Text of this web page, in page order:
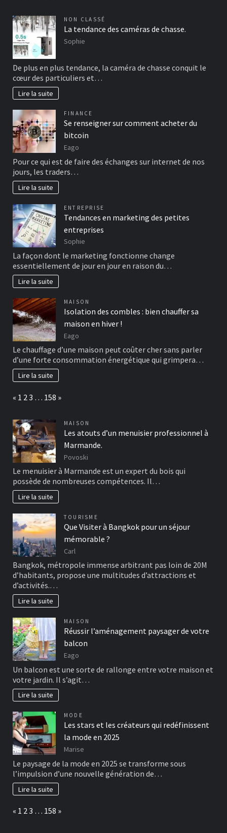
NON CLASSÉ
La tendance des caméras de chasse.
Sophie
De plus en plus tendance, la caméra de chasse conquit le
cœur des particuliers et…
Lire la suite
FINANCE
Se renseigner sur comment acheter du
bitcoin
Eago
Pour ce qui est de faire des échanges sur internet de nos
jours, les traders…
Lire la suite
ENTREPRISE
Tendances en marketing des petites
entreprises
Sophie
La façon dont le marketing fonctionne change
essentiellement de jour en jour en raison du…
Lire la suite
MAISON
Isolation des combles : bien chauffer sa
maison en hiver !
Eago
Le chauffage d’une maison peut coûter cher sans parler
d’une forte consommation énergétique qui grimpera…
Lire la suite
Page:
Previous
« 1 2 3 … 158 Next
»
MAISON
Les atouts d’un menuisier professionnel à
Marmande.
Povoski
Le menuisier à Marmande est un expert du bois qui
possède de nombreuses compétences. Il…
Lire la suite
TOURISME
Que Visiter à Bangkok pour un séjour
mémorable ?
Carl
Bangkok, métropole immense arbitrant pas loin de 20M
d’habitants, propose une multitudes d’attractions et
d’activités.…
Lire la suite
MAISON
Réussir l’aménagement paysager de votre
balcon
Eago
Un balcon est une sorte de rallonge entre votre maison et
votre jardin. Il s’agit…
Lire la suite
MODE
Les stars et les créateurs qui redéfinissent
la mode en 2025
Marise
Le paysage de la mode en 2025 se transforme sous
l’impulsion d’une nouvelle génération de…
Lire la suite
Page:
Previous
« 1 23 … 158 Next
»